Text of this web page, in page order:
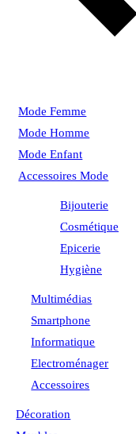
Mode Femme
Mode Homme
Mode Enfant
Accessoires Mode
Bijouterie
Cosmétique
Epicerie
Hygiène
Multimédias
Smartphone
Informatique
Electroménager
Accessoires
Décoration